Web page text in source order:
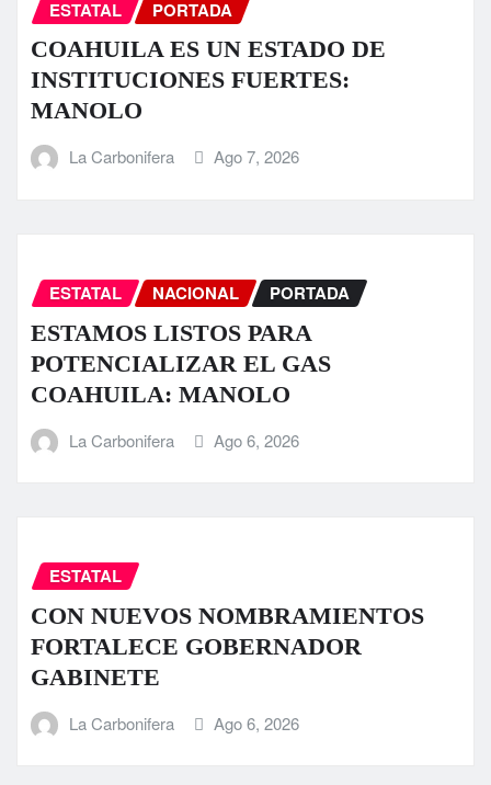
ESTATAL PORTADA
COAHUILA ES UN ESTADO DE
INSTITUCIONES FUERTES:
MANOLO
La Carbonifera Ago 7, 2026
ESTATAL NACIONAL PORTADA
ESTAMOS LISTOS PARA
POTENCIALIZAR EL GAS
COAHUILA: MANOLO
La Carbonifera Ago 6, 2026
ESTATAL
CON NUEVOS NOMBRAMIENTOS
FORTALECE GOBERNADOR
GABINETE
La Carbonifera Ago 6, 2026